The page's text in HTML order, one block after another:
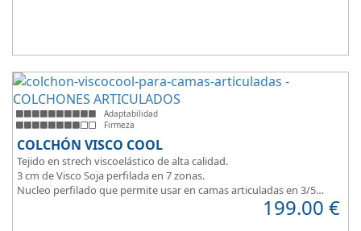
Adaptabilidad
Firmeza
COLCHÓN VISCO COOL
Tejido en strech viscoelástico de alta calidad.
3 cm de Visco Soja perfilada en 7 zonas.
Nucleo perfilado que permite usar en camas articuladas en 3/5
199.00 €